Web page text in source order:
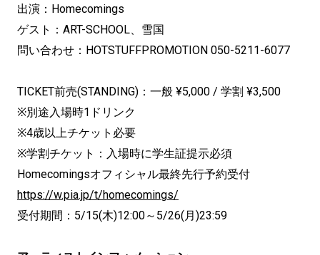
出演：Homecomings
ゲスト：ART-SCHOOL、雪国
問い合わせ：HOTSTUFFPROMOTION 050-5211-6077
TICKET前売(STANDING)：一般 ¥5,000 / 学割 ¥3,500
※別途入場時1ドリンク
※4歳以上チケット必要
※学割チケット：入場時に学生証提示必須
Homecomingsオフィシャル最終先行予約受付
https://w.pia.jp/t/homecomings/
受付期間：5/15(木)12:00～5/26(月)23:59